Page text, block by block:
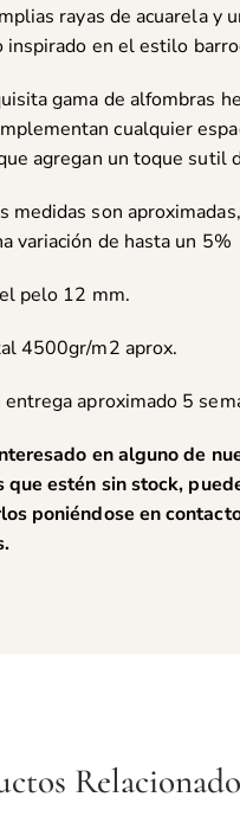
rayas de acuarela y
inspirado en el estilo
gama de alfombras
cualquier
agregan un toque sutil
medidas son
variación de hasta un 5%
pelo 12 mm.
4500gr/m2 aprox.
entrega aproximado 5
en alguno de
que estén sin stock,
poniéndose en
.